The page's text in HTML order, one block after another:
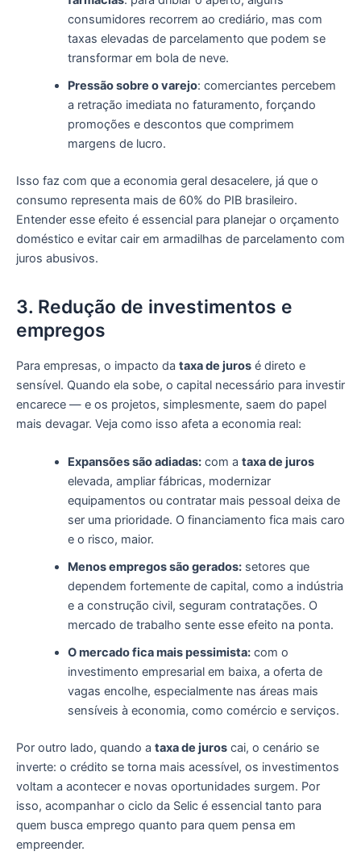
consumidores recorrem ao crediário, mas com
taxas elevadas de parcelamento que podem se
transformar em bola de neve.
Pressão sobre o varejo: comerciantes percebem
a retração imediata no faturamento, forçando
promoções e descontos que comprimem
margens de lucro.
Isso faz com que a economia geral desacelere, já que o
consumo representa mais de 60% do PIB brasileiro.
Entender esse efeito é essencial para planejar o orçamento
doméstico e evitar cair em armadilhas de parcelamento com
juros abusivos.
3. Redução de investimentos e
empregos
Para empresas, o impacto da taxa de juros é direto e
sensível. Quando ela sobe, o capital necessário para investir
encarece — e os projetos, simplesmente, saem do papel
mais devagar. Veja como isso afeta a economia real:
Expansões são adiadas:com a taxa de juros
elevada, ampliar fábricas, modernizar
equipamentos ou contratar mais pessoal deixa de
ser uma prioridade. O financiamento fica mais caro
e o risco, maior.
Menos empregos são gerados:setores que
dependem fortemente de capital, como a indústria
e a construção civil, seguram contratações. O
mercado de trabalho sente esse efeito na ponta.
O mercado fica mais pessimista:com o
investimento empresarial em baixa, a oferta de
vagas encolhe, especialmente nas áreas mais
sensíveis à economia, como comércio e serviços.
Por outro lado, quando a taxa de juros cai, o cenário se
inverte: o crédito se torna mais acessível, os investimentos
voltam a acontecer e novas oportunidades surgem. Por
isso, acompanhar o ciclo da Selic é essencial tanto para
quem busca emprego quanto para quem pensa em
empreender.